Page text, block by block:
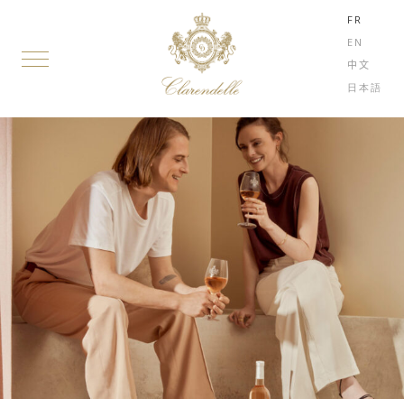
FR
EN
中文
日本語